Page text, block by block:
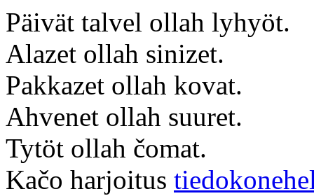
Päivät talvel ollah lyhyöt.
Alazet ollah sinizet.
Pakkazet ollah kovat.
Ahvenet ollah suuret.
Tytöt ollah čomat.
Kačo harjoitus